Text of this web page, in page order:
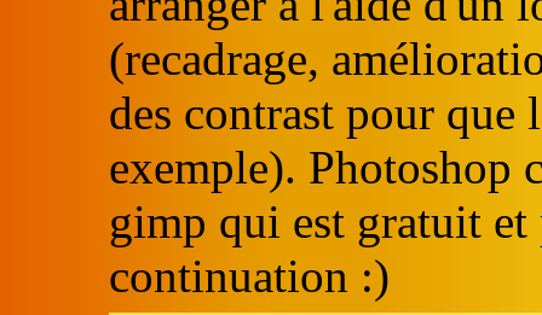
(recadrage,
des contrast pour que
exemple). Photoshop
gimp qui est gratuit et
continuation :)